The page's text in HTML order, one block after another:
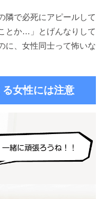
隣で必死にアピールして
とか…」とげんなりして
に、女性同士って怖いな
女性には注意